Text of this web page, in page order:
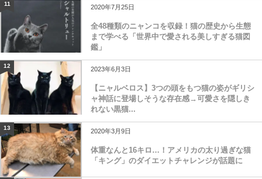
11 2020年7月25日
全48種類のニャンコを収録！猫の歴史から生態
まで学べる「世界中で愛される美しすぎる猫図
鑑」
12 2023年6月3日
【ニャルベロス】3つの頭をもつ猫の姿がギリシ
ャ神話に登場しそうな存在感→可愛さを隠しき
れない黒猫...
13 2020年3月9日
体重なんと16キロ…！アメリカの太り過ぎな猫
「キング」のダイエットチャレンジが話題に